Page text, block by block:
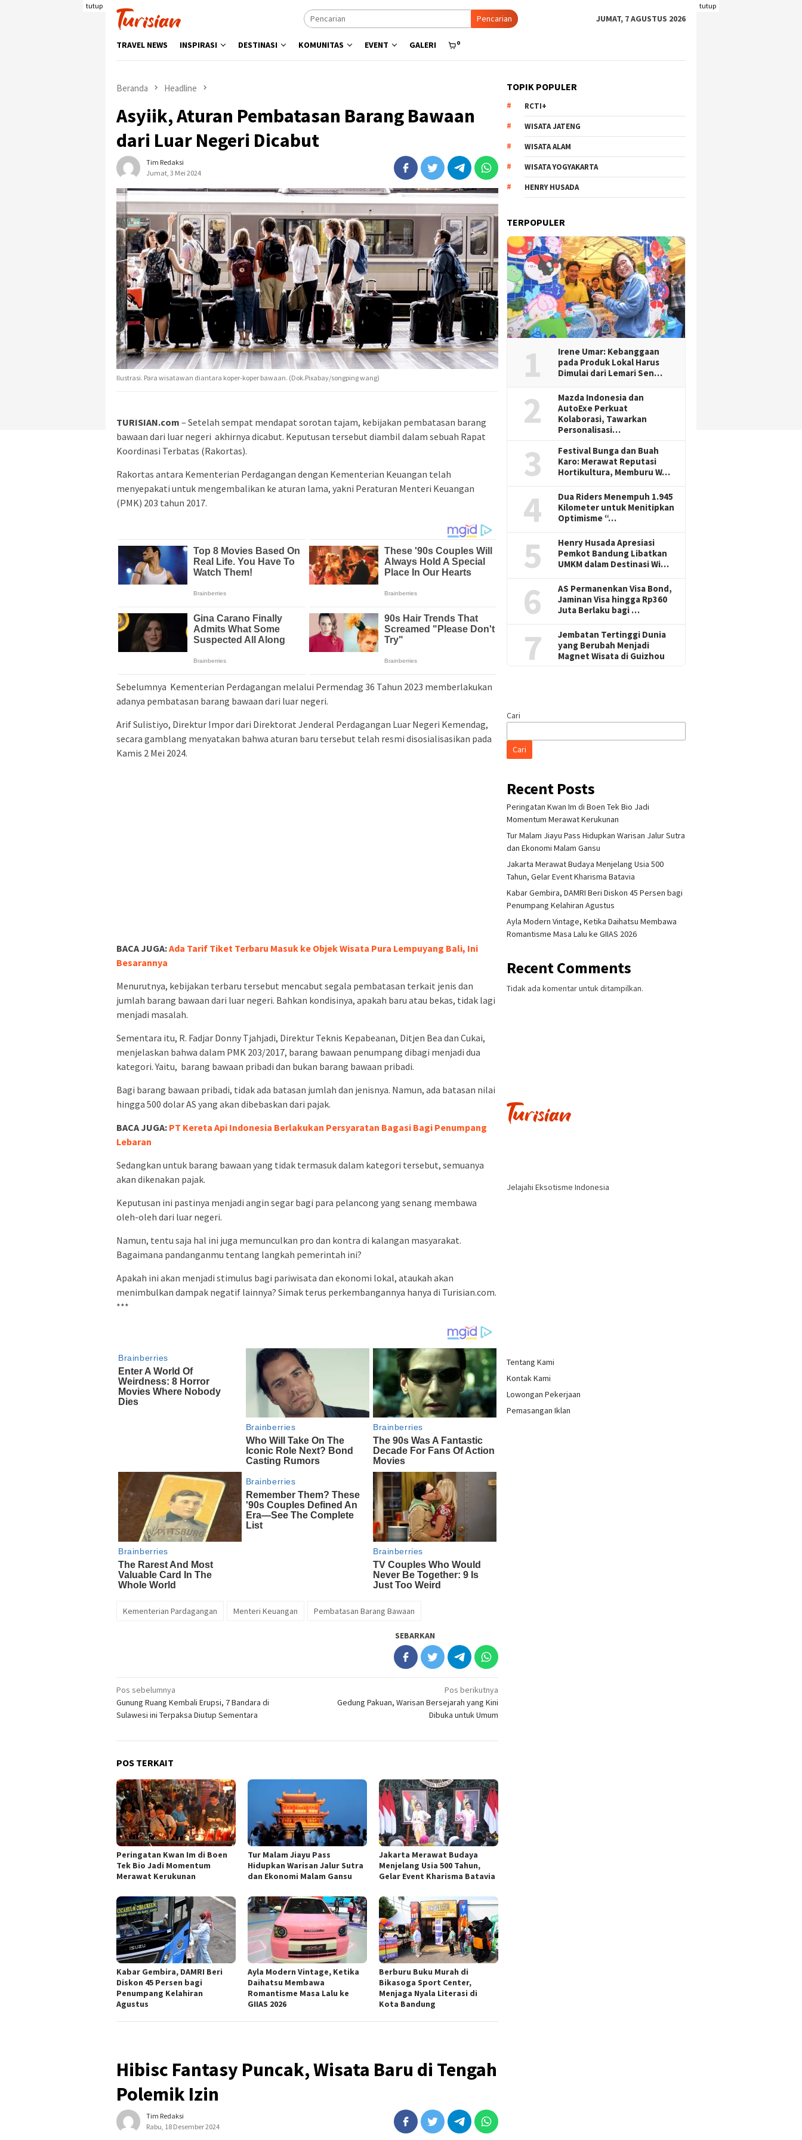
tutup tutup
Pencarian JUMAT, 7 AGUSTUS 2026
TRAVEL NEWS INSPIRASI DESTINASI KOMUNITAS EVENT GALERI 0
Beranda Headline
Asyiik, Aturan Pembatasan Barang Bawaan
dari Luar Negeri Dicabut
Tim Redaksi
Jumat, 3 Mei 2024
Ilustrasi. Para wisatawan diantara koper-koper bawaan. (Dok.Pixabay/songping wang)
TURISIAN.com – Setelah sempat mendapat sorotan tajam, kebijakan pembatasan barang
bawaan dari luar negeri akhirnya dicabut. Keputusan tersebut diambil dalam sebuah Rapat
Koordinasi Terbatas (Rakortas).
Rakortas antara Kementerian Perdagangan dengan Kementerian Keuangan telah
menyepakati untuk mengembalikan ke aturan lama, yakni Peraturan Menteri Keuangan
(PMK) 203 tahun 2017.
Sebelumnya Kementerian Perdagangan melalui Permendag 36 Tahun 2023 memberlakukan
adanya pembatasan barang bawaan dari luar negeri.
Arif Sulistiyo, Direktur Impor dari Direktorat Jenderal Perdagangan Luar Negeri Kemendag,
secara gamblang menyatakan bahwa aturan baru tersebut telah resmi disosialisasikan pada
Kamis 2 Mei 2024.
BACA JUGA:Ada Tarif Tiket Terbaru Masuk ke Objek Wisata Pura Lempuyang Bali, Ini
Besarannya
Menurutnya, kebijakan terbaru tersebut mencabut segala pembatasan terkait jenis dan
jumlah barang bawaan dari luar negeri. Bahkan kondisinya, apakah baru atau bekas, tidak lagi
menjadi masalah.
Sementara itu, R. Fadjar Donny Tjahjadi, Direktur Teknis Kepabeanan, Ditjen Bea dan Cukai,
menjelaskan bahwa dalam PMK 203/2017, barang bawaan penumpang dibagi menjadi dua
kategori. Yaitu, barang bawaan pribadi dan bukan barang bawaan pribadi.
Bagi barang bawaan pribadi, tidak ada batasan jumlah dan jenisnya. Namun, ada batasan nilai
hingga 500 dolar AS yang akan dibebaskan dari pajak.
BACA JUGA: PT Kereta Api Indonesia Berlakukan Persyaratan Bagasi Bagi Penumpang
Lebaran
Sedangkan untuk barang bawaan yang tidak termasuk dalam kategori tersebut, semuanya
akan dikenakan pajak.
Keputusan ini pastinya menjadi angin segar bagi para pelancong yang senang membawa
oleh-oleh dari luar negeri.
Namun, tentu saja hal ini juga memunculkan pro dan kontra di kalangan masyarakat.
Bagaimana pandanganmu tentang langkah pemerintah ini?
Apakah ini akan menjadi stimulus bagi pariwisata dan ekonomi lokal, ataukah akan
menimbulkan dampak negatif lainnya? Simak terus perkembangannya hanya di Turisian.com.
***
Kementerian Pardagangan Menteri Keuangan Pembatasan Barang Bawaan
SEBARKAN
Navigasi
pos
Pos sebelumnya
Gunung Ruang Kembali Erupsi, 7 Bandara di
Sulawesi ini Terpaksa Diutup Sementara
Pos berikutnya
Gedung Pakuan, Warisan Bersejarah yang Kini
Dibuka untuk Umum
POS TERKAIT
Peringatan Kwan Im di Boen
Tek Bio Jadi Momentum
Merawat Kerukunan
Tur Malam Jiayu Pass
Hidupkan Warisan Jalur Sutra
dan Ekonomi Malam Gansu
Jakarta Merawat Budaya
Menjelang Usia 500 Tahun,
Gelar Event Kharisma Batavia
Kabar Gembira, DAMRI Beri
Diskon 45 Persen bagi
Penumpang Kelahiran
Agustus
Ayla Modern Vintage, Ketika
Daihatsu Membawa
Romantisme Masa Lalu ke
GIIAS 2026
Berburu Buku Murah di
Bikasoga Sport Center,
Menjaga Nyala Literasi di
Kota Bandung
Hibisc Fantasy Puncak, Wisata Baru di Tengah
Polemik Izin
Tim Redaksi
Rabu, 18 Desember 2024
TOPIK POPULER
RCTI+
WISATA JATENG
WISATA ALAM
WISATA YOGYAKARTA
HENRY HUSADA
TERPOPULER
1
Irene Umar: Kebanggaan
pada Produk Lokal Harus
Dimulai dari Lemari Sen…
2
Mazda Indonesia dan
AutoExe Perkuat
Kolaborasi, Tawarkan
Personalisasi…
3
Festival Bunga dan Buah
Karo: Merawat Reputasi
Hortikultura, Memburu W…
4
Dua Riders Menempuh 1.945
Kilometer untuk Menitipkan
Optimisme “…
5
Henry Husada Apresiasi
Pemkot Bandung Libatkan
UMKM dalam Destinasi Wi…
6
AS Permanenkan Visa Bond,
Jaminan Visa hingga Rp360
Juta Berlaku bagi …
7
Jembatan Tertinggi Dunia
yang Berubah Menjadi
Magnet Wisata di Guizhou
Cari
Cari
Recent Posts
Peringatan Kwan Im di Boen Tek Bio Jadi
Momentum Merawat Kerukunan
Tur Malam Jiayu Pass Hidupkan Warisan Jalur Sutra
dan Ekonomi Malam Gansu
Jakarta Merawat Budaya Menjelang Usia 500
Tahun, Gelar Event Kharisma Batavia
Kabar Gembira, DAMRI Beri Diskon 45 Persen bagi
Penumpang Kelahiran Agustus
Ayla Modern Vintage, Ketika Daihatsu Membawa
Romantisme Masa Lalu ke GIIAS 2026
Recent Comments
Tidak ada komentar untuk ditampilkan.
Jelajahi Eksotisme Indonesia
Tentang Kami
Kontak Kami
Lowongan Pekerjaan
Pemasangan Iklan